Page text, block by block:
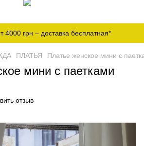
4000 грн – доставка бесплатная*
ПЛАТЬЯ Платье женское мини с
мини с паетками
отзыв